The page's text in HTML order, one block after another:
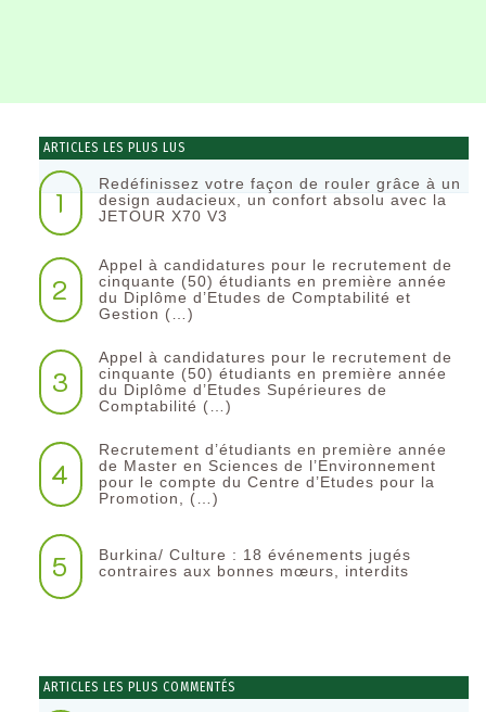
ARTICLES LES PLUS LUS
1
Redéfinissez votre façon de rouler grâce à un
design audacieux, un confort absolu avec la
JETOUR X70 V3
2
Appel à candidatures pour le recrutement de
cinquante (50) étudiants en première année
du Diplôme d’Etudes de Comptabilité et
Gestion (…)
3
Appel à candidatures pour le recrutement de
cinquante (50) étudiants en première année
du Diplôme d’Etudes Supérieures de
Comptabilité (…)
4
Recrutement d’étudiants en première année
de Master en Sciences de l’Environnement
pour le compte du Centre d’Etudes pour la
Promotion, (…)
5
Burkina/ Culture : 18 événements jugés
contraires aux bonnes mœurs, interdits
ARTICLES LES PLUS COMMENTÉS